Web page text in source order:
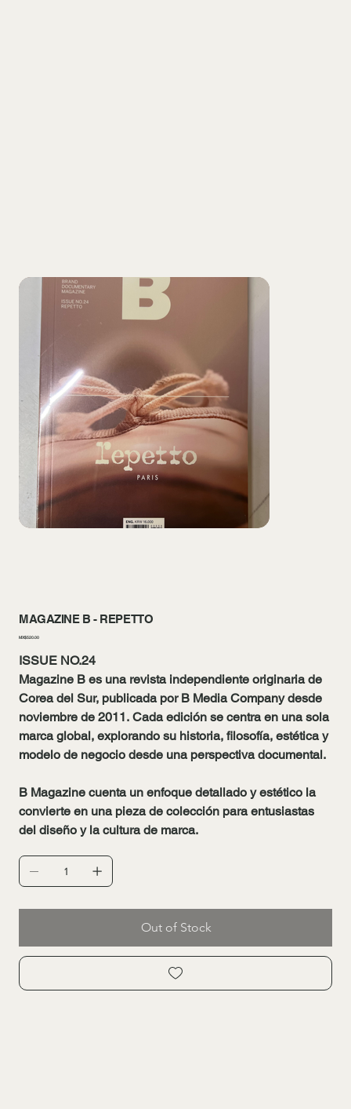
MAGAZINE B - REPETTO
Price
MX$520.00
ISSUE NO.24
Magazine B es una revista independiente originaria de
Corea del Sur, publicada por B Media Company desde
noviembre de 2011. Cada edición se centra en una sola
marca global, explorando su historia, filosofía, estética y
modelo de negocio desde una perspectiva documental.
B Magazine cuenta un enfoque detallado y estético la
convierte en una pieza de colección para entusiastas
del diseño y la cultura de marca.​
Out of Stock